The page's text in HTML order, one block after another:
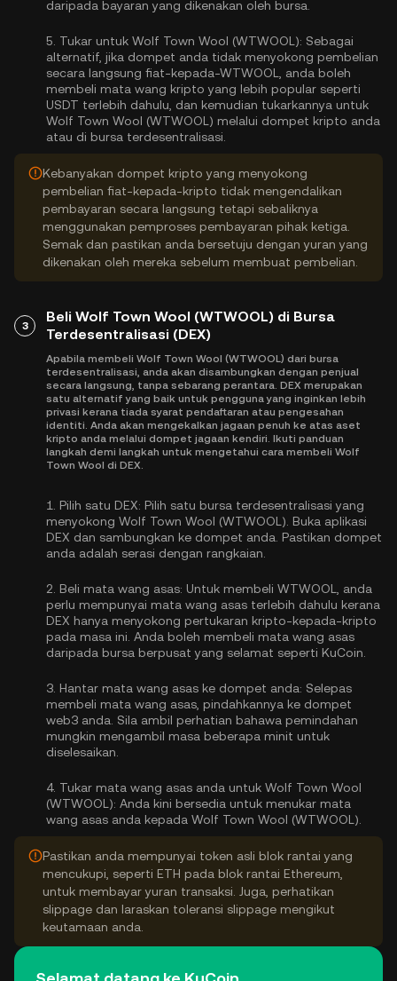
daripada bayaran yang dikenakan oleh bursa.
5. Tukar untuk Wolf Town Wool (WTWOOL): Sebagai
alternatif, jika dompet anda tidak menyokong pembelian
secara langsung fiat-kepada-WTWOOL, anda boleh
membeli mata wang kripto yang lebih popular seperti
USDT terlebih dahulu, dan kemudian tukarkannya untuk
Wolf Town Wool (WTWOOL) melalui dompet kripto anda
atau di bursa terdesentralisasi.
Kebanyakan dompet kripto yang menyokong
pembelian fiat-kepada-kripto tidak mengendalikan
pembayaran secara langsung tetapi sebaliknya
menggunakan pemproses pembayaran pihak ketiga.
Semak dan pastikan anda bersetuju dengan yuran yang
dikenakan oleh mereka sebelum membuat pembelian.
3
Beli Wolf Town Wool (WTWOOL) di Bursa
Terdesentralisasi (DEX)
Apabila membeli Wolf Town Wool (WTWOOL) dari bursa
terdesentralisasi, anda akan disambungkan dengan penjual
secara langsung, tanpa sebarang perantara. DEX merupakan
satu alternatif yang baik untuk pengguna yang inginkan lebih
privasi kerana tiada syarat pendaftaran atau pengesahan
identiti. Anda akan mengekalkan jagaan penuh ke atas aset
kripto anda melalui dompet jagaan kendiri. Ikuti panduan
langkah demi langkah untuk mengetahui cara membeli Wolf
Town Wool di DEX.
1. Pilih satu DEX: Pilih satu bursa terdesentralisasi yang
menyokong Wolf Town Wool (WTWOOL). Buka aplikasi
DEX dan sambungkan ke dompet anda. Pastikan dompet
anda adalah serasi dengan rangkaian.
2. Beli mata wang asas: Untuk membeli WTWOOL, anda
perlu mempunyai mata wang asas terlebih dahulu kerana
DEX hanya menyokong pertukaran kripto-kepada-kripto
pada masa ini. Anda boleh membeli mata wang asas
daripada bursa berpusat yang selamat seperti KuCoin.
3. Hantar mata wang asas ke dompet anda: Selepas
membeli mata wang asas, pindahkannya ke dompet
web3 anda. Sila ambil perhatian bahawa pemindahan
mungkin mengambil masa beberapa minit untuk
diselesaikan.
4. Tukar mata wang asas anda untuk Wolf Town Wool
(WTWOOL): Anda kini bersedia untuk menukar mata
wang asas anda kepada Wolf Town Wool (WTWOOL).
Pastikan anda mempunyai token asli blok rantai yang
mencukupi, seperti ETH pada blok rantai Ethereum,
untuk membayar yuran transaksi. Juga, perhatikan
slippage dan laraskan toleransi slippage mengikut
keutamaan anda.